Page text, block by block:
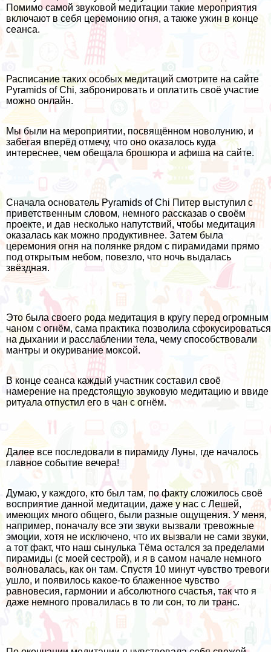
Помимо самой звуковой медитации такие мероприятия
включают в себя церемонию огня, а также ужин в конце
сеанса.
Расписание таких особых медитаций смотрите на сайте
Pyramids of Chi, забронировать и оплатить своё участие
можно онлайн.
Мы были на мероприятии, посвящённом новолунию, и
забегая вперёд отмечу, что оно оказалось куда
интереснее, чем обещала брошюра и афиша на сайте.
Сначала основатель Pyramids of Chi Питер выступил с
приветственным словом, немного рассказав о своём
проекте, и дав несколько напутствий, чтобы медитация
оказалась как можно продуктивнее. Затем была
церемония огня на полянке рядом с пирамидами прямо
под открытым небом, повезло, что ночь выдалась
звёздная.
Это была своего рода медитация в кругу перед огромным
чаном с огнём, сама практика позволила сфокусироваться
на дыхании и расслаблении тела, чему способствовали
мантры и окуривание моксой.
В конце сеанса каждый участник составил своё
намерение на предстоящую звуковую медитацию и ввиде
ритуала отпустил его в чан с огнём.
Далее все последовали в пирамиду Луны, где началось
главное событие вечера!
Думаю, у каждого, кто был там, по факту сложилось своё
восприятие данной медитации, даже у нас с Лешей,
имеющих много общего, были разные ощущения. У меня,
например, поначалу все эти звуки вызвали тревожные
эмоции, хотя не исключено, что их вызвали не сами звуки,
а тот факт, что наш сынулька Тёма остался за пределами
пирамиды (с моей сестрой), и я в самом начале немного
волновалась, как он там. Спустя 10 минут чувство тревоги
ушло, и появилось какое-то блаженное чувство
равновесия, гармонии и абсолютного счастья, так что я
даже немного провалилась в то ли сон, то ли транс.